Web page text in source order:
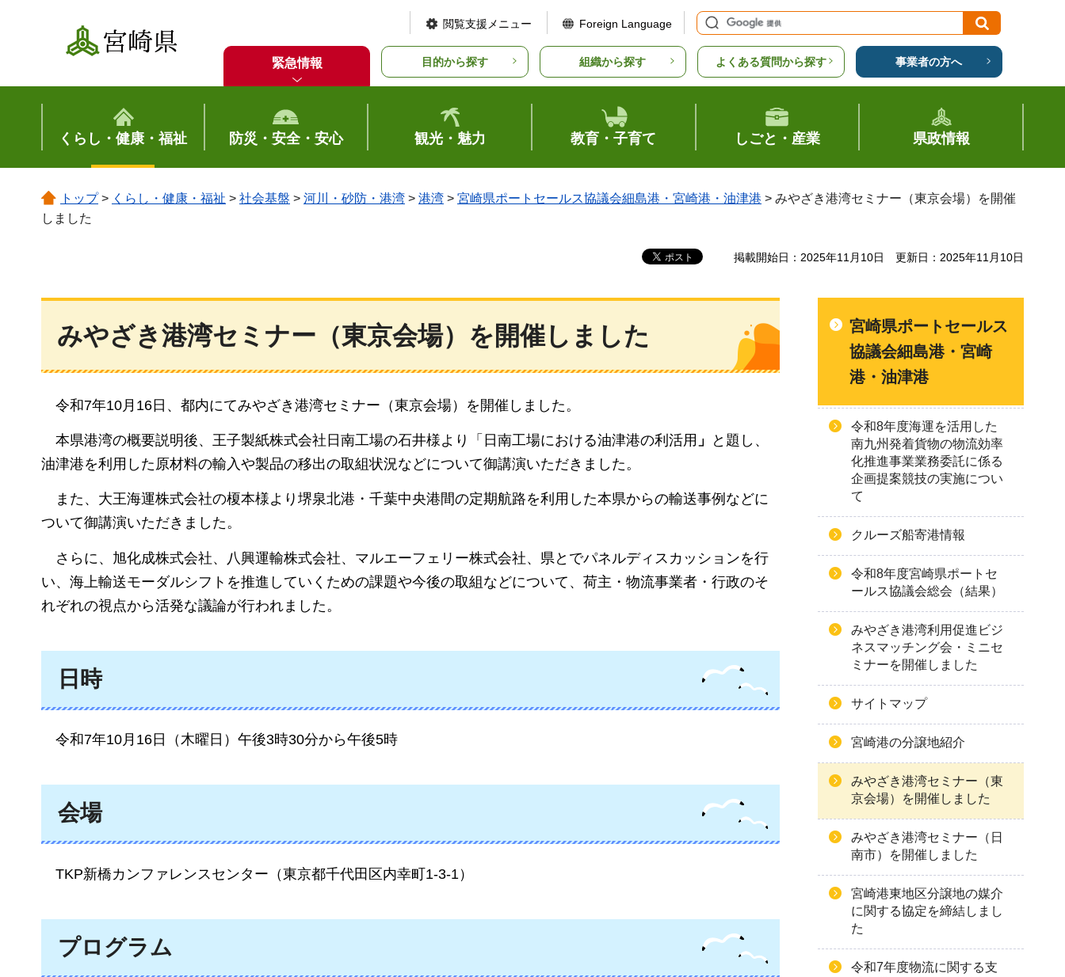
宮崎県
閲覧支援メニュー Foreign Language
緊急情報 目的から探す 組織から探す よくある質問から探す 事業者の方へ
くらし・健康・福祉 防災・安全・安心 観光・魅力 教育・子育て しごと・産業 県政情報
トップ> くらし・健康・福祉 > 社会基盤 > 河川・砂防・港湾 > 港湾 > 宮崎県ポートセールス協議会細島港・宮崎港・油津港 > みやざき港湾セミナー（東京会場）を開催
しました
掲載開始日：2025年11月10日 更新日：2025年11月10日
みやざき港湾セミナー（東京会場）を開催しました
令和7年10月16日、都内にてみやざき港湾セミナー（東京会場）を開催しました。
本県港湾の概要説明後、王子製紙株式会社日南工場の石井様より「日南工場における油津港の利活用 」
と題し、
油津港を利用した原材料の輸入や製品の移出の取組状況などについて御講演いただきました。
ま た、大王海運株式会社の榎本様より堺泉北港・千葉中央港間の定期航路を利用した本県からの輸送事例などに
ついて御講演いただきました。
さらに、旭化成株式会社、八興運輸株式会社、マルエーフェリー株式会社、県とでパネルディスカッションを行
い、海上輸送モーダルシフトを推進していくための課題や今後の取組などについて、荷主・物流事業者・行政のそ
れぞれの視点から活発な議論が行われました。
日時
令和7年10月16日（木曜日）午後3時30分から午後5時
会場
TKP新橋カンファレンスセンター（東京都千代田区内幸町1-3-1）
プログラム
宮崎県ポートセールス
協議会細島港・宮崎
港・油津港
令和8年度海運を活用した
南九州発着貨物の物流効率
化推進事業業務委託に係る
企画提案競技の実施につい
て
クルーズ船寄港情報
令和8年度宮崎県ポートセ
ールス協議会総会（結果）
みやざき港湾利用促進ビジ
ネスマッチング会・ミニセ
ミナーを開催しました
サイトマップ
宮崎港の分譲地紹介
みやざき港湾セミナー（東
京会場）を開催しました
みやざき港湾セミナー（日
南市）を開催しました
宮崎港東地区分譲地の媒介
に関する協定を締結しまし
た
令和7年度物流に関する支